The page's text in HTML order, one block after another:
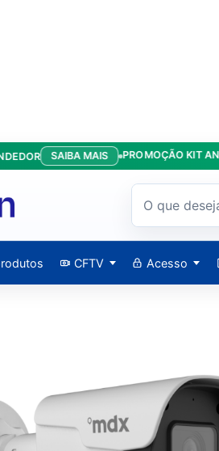
SAIBA MAIS PROMOÇÃO KIT
CFTV Acesso
IP Bullet 2MP 2.8mm H.265 IR